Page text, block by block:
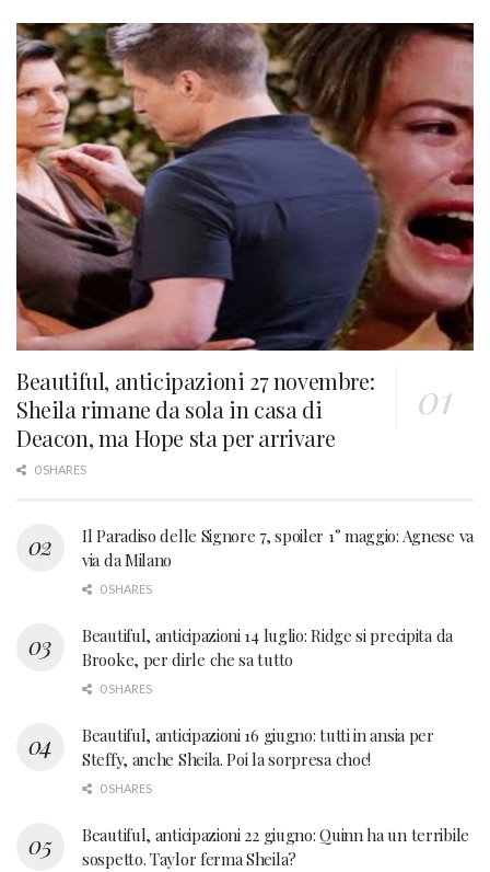
Beautiful, anticipazioni 27 novembre:
Sheila rimane da sola in casa di
Deacon, ma Hope sta per arrivare
0 SHARES
Il Paradiso delle Signore 7, spoiler 1° maggio: Agnese va
via da Milano
0 SHARES
Beautiful, anticipazioni 14 luglio: Ridge si precipita da
Brooke, per dirle che sa tutto
0 SHARES
Beautiful, anticipazioni 16 giugno: tutti in ansia per
Steffy, anche Sheila. Poi la sorpresa choc!
0 SHARES
Beautiful, anticipazioni 22 giugno: Quinn ha un terribile
sospetto. Taylor ferma Sheila?